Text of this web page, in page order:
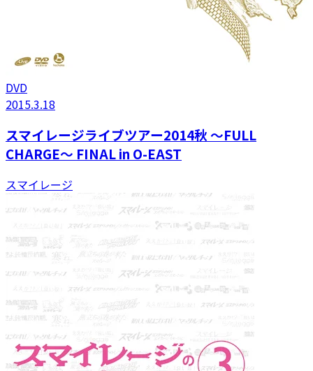
DVD
2015.3.18
スマイレージライブツアー2014秋 〜FULL
CHARGE〜 FINAL in O-EAST
スマイレージ